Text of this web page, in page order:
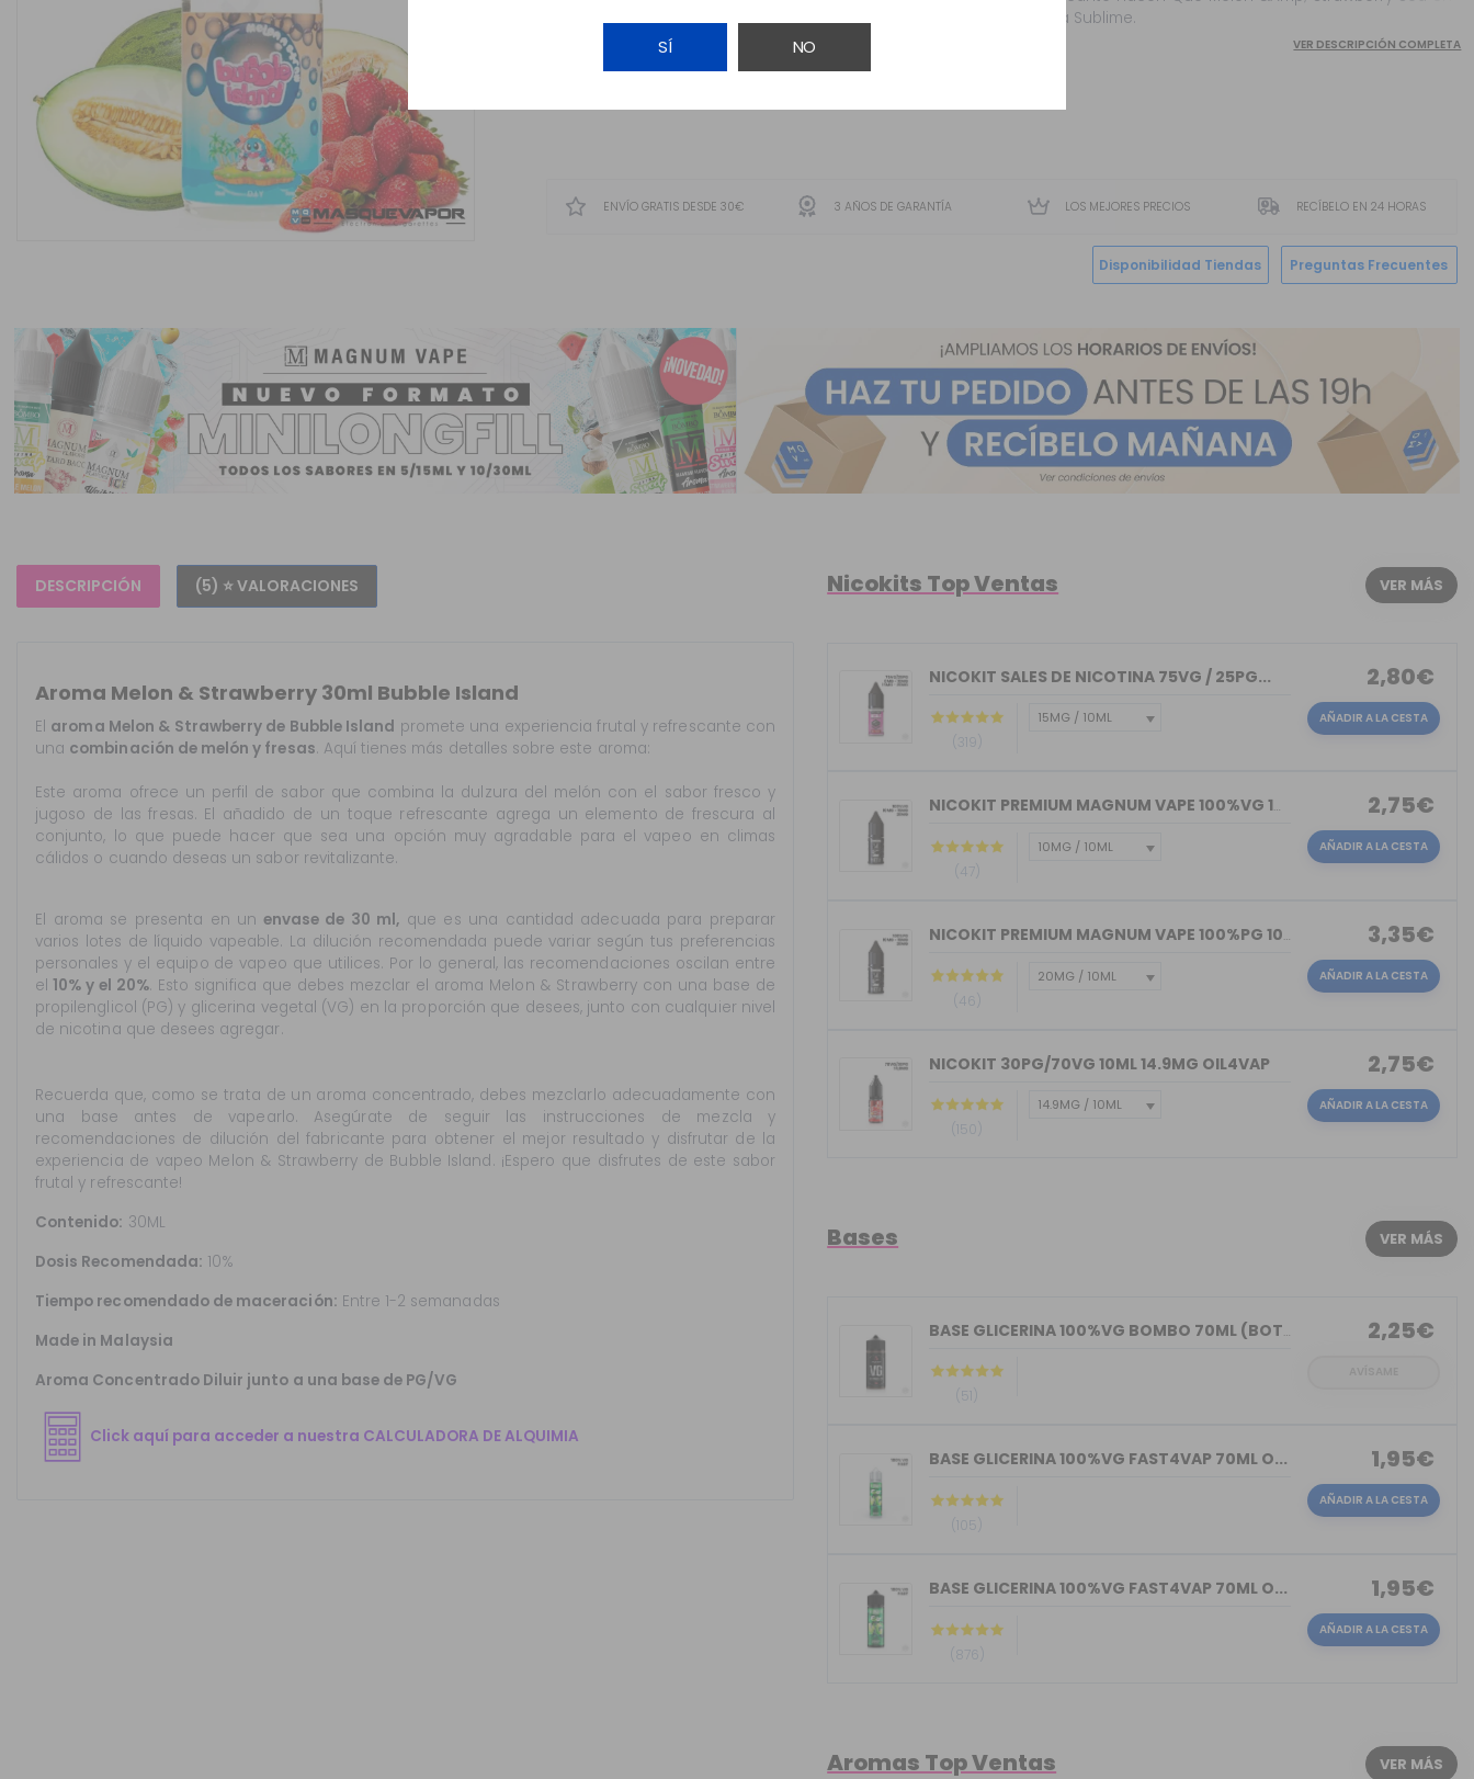
SÍ NO
Aroma Sublime.
VER DESCRIPCIÓN COMPLETA
ENVÍO GRATIS DESDE 30€ 3 AÑOS DE GARANTÍA LOS MEJORES PRECIOS RECÍBELO EN 24 HORAS
Disponibilidad Tiendas Preguntas Frecuentes
DESCRIPCIÓN (5) ⭐ VALORACIONES
Aroma Melon & Strawberry 30ml Bubble Island
El aroma Melon & Strawberry de Bubble Island promete una experiencia frutal y refrescante con
una combinación de melón y fresas. Aquí tienes más detalles sobre este aroma:
Este aroma ofrece un perfil de sabor que combina la dulzura del melón con el sabor fresco y
jugoso de las fresas. El añadido de un toque refrescante agrega un elemento de frescura al
conjunto, lo que puede hacer que sea una opción muy agradable para el vapeo en climas
cálidos o cuando deseas un sabor revitalizante.
El aroma se presenta en un envase de 30 ml, que es una cantidad adecuada para preparar
varios lotes de líquido vapeable. La dilución recomendada puede variar según tus preferencias
personales y el equipo de vapeo que utilices. Por lo general, las recomendaciones oscilan entre
el 10% y el 20%. Esto significa que debes mezclar el aroma Melon & Strawberry con una base de
propilenglicol (PG) y glicerina vegetal (VG) en la proporción que desees, junto con cualquier nivel
de nicotina que desees agregar.
Recuerda que, como se trata de un aroma concentrado, debes mezclarlo adecuadamente con
una base antes de vapearlo. Asegúrate de seguir las instrucciones de mezcla y
recomendaciones de dilución del fabricante para obtener el mejor resultado y disfrutar de la
experiencia de vapeo Melon & Strawberry de Bubble Island. ¡Espero que disfrutes de este sabor
frutal y refrescante!
Contenido: 30ML
Dosis Recomendada: 10%
Tiempo recomendado de maceración: Entre 1-2 semanadas
Made in Malaysia
Aroma Concentrado Diluir junto a una base de PG/VG
Click aquí para acceder a nuestra CALCULADORA DE ALQUIMIA
Nicokits Top Ventas VER MÁS
NICOKIT SALES DE NICOTINA 75VG / 25PG...
(319)
2,80€
AÑADIR A LA CESTA
NICOKIT PREMIUM MAGNUM VAPE 100%VG 10ML
(47)
2,75€
AÑADIR A LA CESTA
NICOKIT PREMIUM MAGNUM VAPE 100%PG 10ML
(46)
3,35€
AÑADIR A LA CESTA
NICOKIT 30PG/70VG 10ML 14.9MG OIL4VAP
(150)
2,75€
AÑADIR A LA CESTA
Bases VER MÁS
BASE GLICERINA 100%VG BOMBO 70ML (BOT...
(51)
2,25€
BASE GLICERINA 100%VG FAST4VAP 70ML O...
(105)
1,95€
AÑADIR A LA CESTA
BASE GLICERINA 100%VG FAST4VAP 70ML O...
(876)
1,95€
AÑADIR A LA CESTA
Aromas Top Ventas VER MÁS